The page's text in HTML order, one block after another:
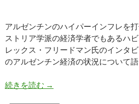
アルゼンチンのハイパーインフレを
ストリア学派の経済学者でもあるハビ
レックス・フリードマン氏のインタ
のアルゼンチン経済の状況について語
続きを読む ミレイ大統領、インフレ
→